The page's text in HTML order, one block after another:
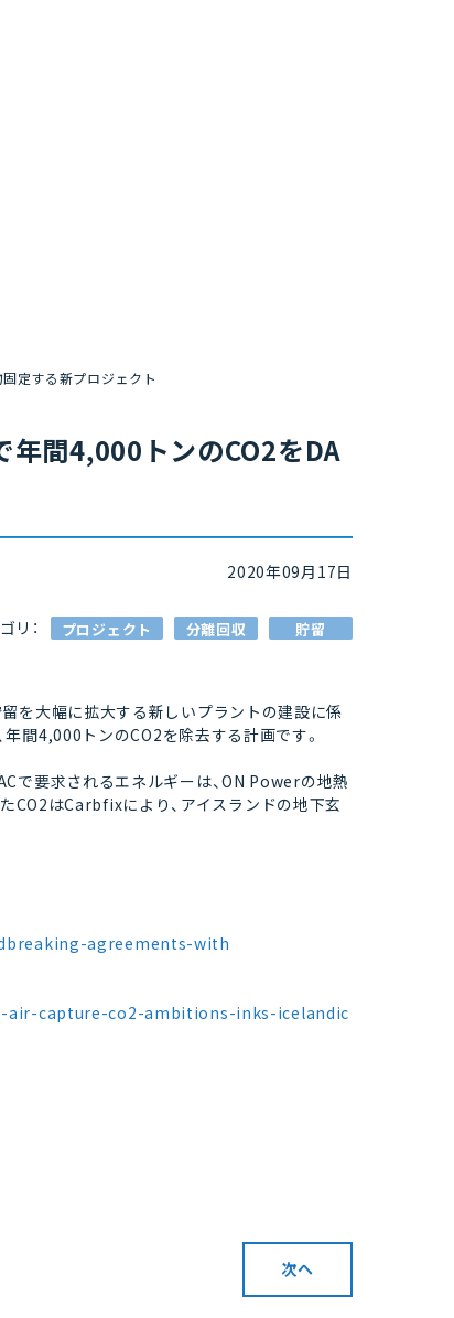
定する新プロジェクト
間4,000トンのCO2をDA
2020年09月17日
リ： プロジェクト 分離回収 貯留
を大幅に拡大する新しいプラントの建設に係
間4,000トンのCO2を除去する計画です。
要求されるエネルギーは、ON Powerの地熱
CO2はCarbfixにより、アイスランドの地下玄
agreements-with
air-capture-co2-ambitions-inks-icelandic
次へ